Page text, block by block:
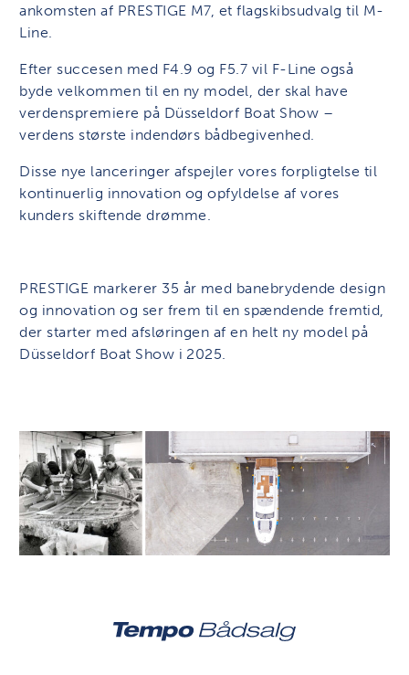
ankomsten af ​​PRESTIGE M7, et flagskibsudvalg til M-
Line.
Efter succesen med F4.9 og F5.7 vil F-Line også
byde velkommen til en ny model, der skal have
verdenspremiere på Düsseldorf Boat Show –
verdens største indendørs bådbegivenhed.
Disse nye lanceringer afspejler vores forpligtelse til
kontinuerlig innovation og opfyldelse af vores
kunders skiftende drømme.
PRESTIGE markerer 35 år med banebrydende design
og innovation og ser frem til en spændende fremtid,
der starter med afsløringen af ​​en helt ny model på
Düsseldorf Boat Show i 2025.